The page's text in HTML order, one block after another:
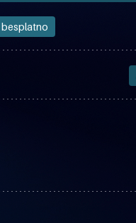
besplatno